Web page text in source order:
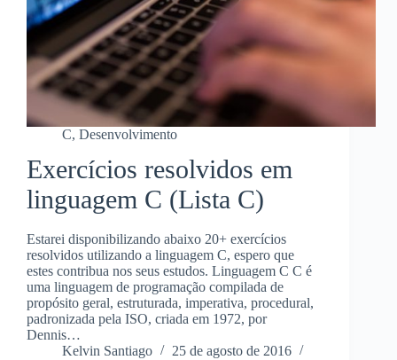
C, Desenvolvimento
Exercícios resolvidos em
linguagem C (Lista C)
Estarei disponibilizando abaixo 20+ exercícios
resolvidos utilizando a linguagem C, espero que
estes contribua nos seus estudos. Linguagem C C é
uma linguagem de programação compilada de
propósito geral, estruturada, imperativa, procedural,
padronizada pela ISO, criada em 1972, por
Dennis…
Kelvin Santiago
25 de agosto de 2016